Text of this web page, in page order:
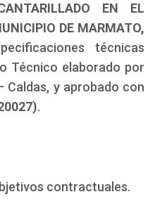
EN EL
DE MARMATO,
técnicas
Técnico elaborado por
Caldas, y aprobado con
.
contractuales.